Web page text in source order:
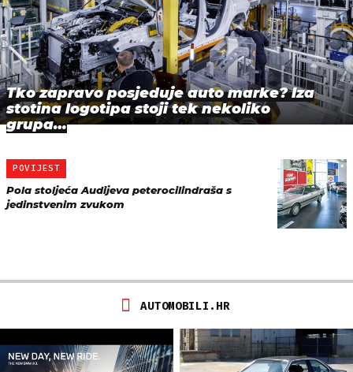
Tko zapravo posjeduje auto marke? Iza
stotina logotipa stoji tek nekoliko
grupa…
POVIJEST
Pola stoljeća Audijeva peterocilindraša s
jedinstvenim zvukom